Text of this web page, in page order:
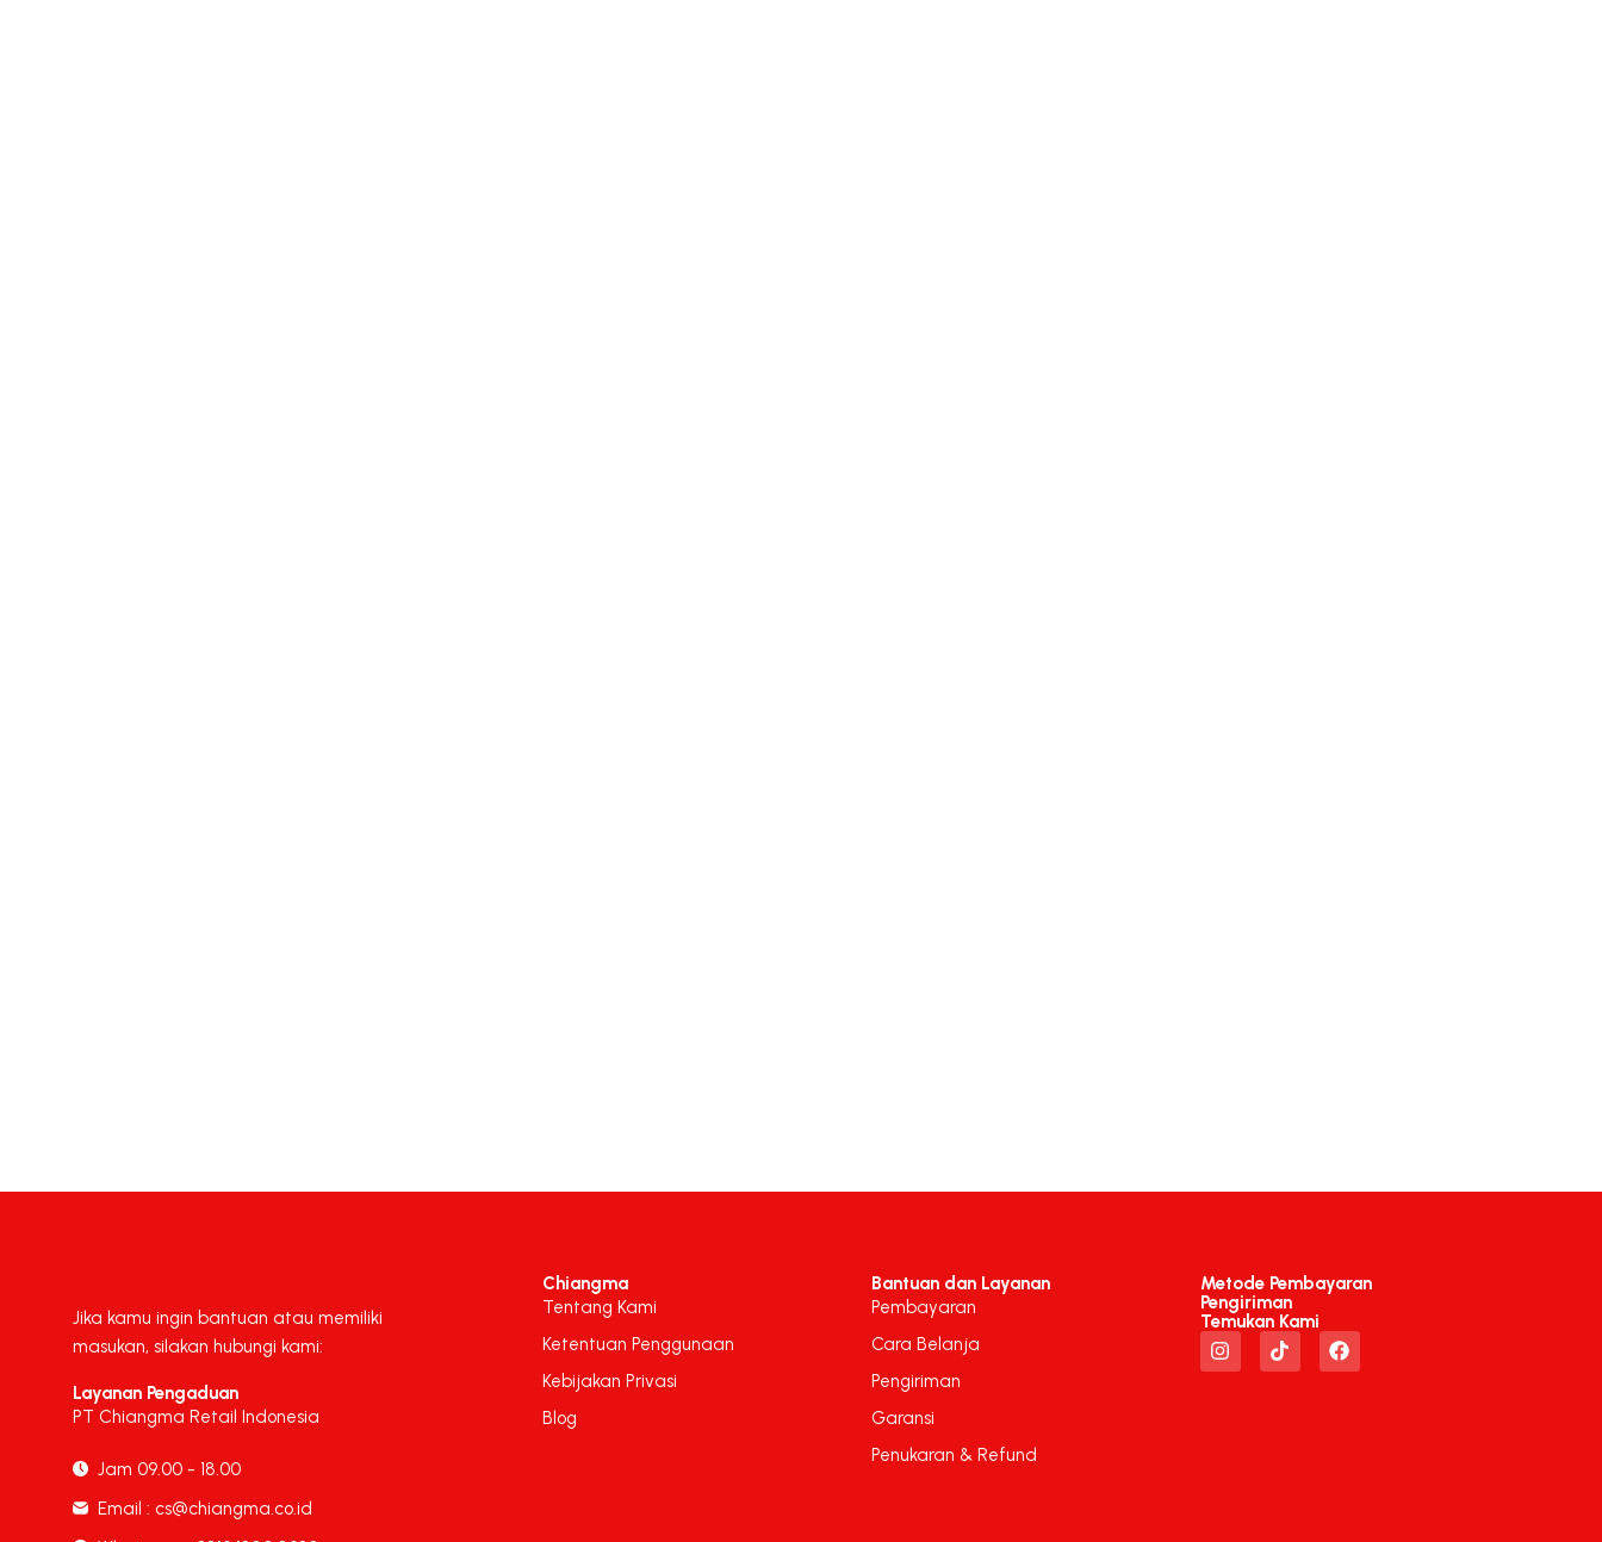
Jika kamu ingin bantuan atau memiliki
masukan, silakan hubungi kami:
Layanan Pengaduan
PT Chiangma Retail Indonesia
Jam 09.00 - 18.00
Email : cs@chiangma.co.id
Chiangma
Tentang Kami
Ketentuan Penggunaan
Kebijakan Privasi
Blog
Bantuan dan Layanan
Pembayaran
Cara Belanja
Pengiriman
Garansi
Penukaran & Refund
Metode Pembayaran
Pengiriman
Temukan Kami